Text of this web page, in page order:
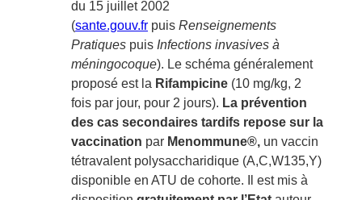
du 15 juillet 2002
(sante.gouv.fr puis Renseignements
Pratiques puis Infections invasives à
méningocoque). Le schéma généralement
proposé est la Rifampicine (10 mg/kg, 2
fois par jour, pour 2 jours). La prévention
des cas secondaires tardifs repose sur la
vaccination par Menommune®, un vaccin
tétravalent polysaccharidique (A,C,W135,Y)
disponible en ATU de cohorte. Il est mis à